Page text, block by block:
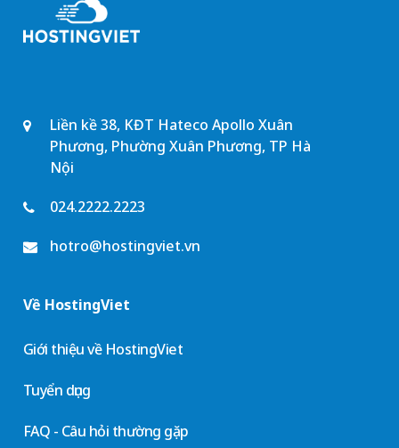
Liền kề 38, KĐT Hateco Apollo Xuân
Phương, Phường Xuân Phương, TP Hà
Nội
024.2222.2223
hotro@hostingviet.vn
Về HostingViet
Giới thiệu về HostingViet
Tuyển dụng
FAQ - Câu hỏi thường gặp